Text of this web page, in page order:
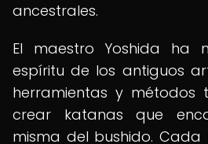
ancestrales.
El maestro Yoshida ha
espíritu de los antiguos
herramientas y métodos
crear katanas que
misma del bushido.